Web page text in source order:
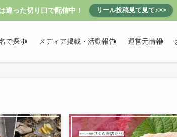
違った切り口で配信中！ リール投稿見て見て♪>>
で探す メディア掲載・活動報告 運営元情報